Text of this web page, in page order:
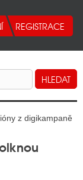
z digikampaně